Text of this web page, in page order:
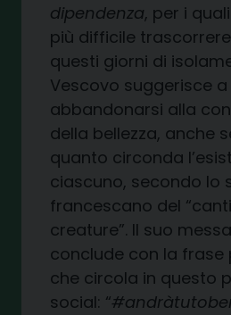
dipendenza, per i
più difficile
questi giorni di
Vescovo suggerisce
abbandonarsi alla
della bellezza, anche
quanto circonda
ciascuno, secondo lo
francescano del
creature”. Il suo
conclude con la frase
che circola in questo
social: “